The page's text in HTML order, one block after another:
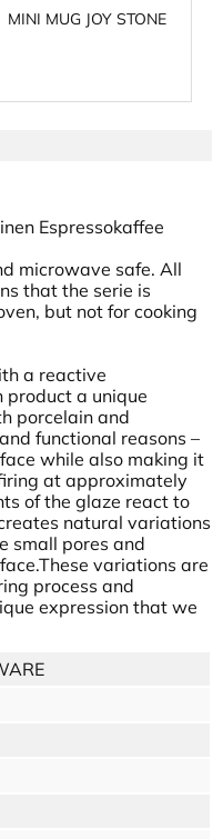
MINI MUG JOY STONE
Espressokaffee
microwave safe. All
that the serie is
but not for cooking
a reactive
product a unique
porcelain and
functional reasons –
while also making it
at approximately
of the glaze react to
natural variations
small pores and
variations are
process and
expression that we